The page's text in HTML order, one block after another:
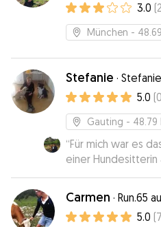
3.0 (2
München -
Stefanie ·
5.0 (0
Gauting - 48.79
“Für mich war es
einer Hundesitterin
es wirklich ganz
viel Erfahrung mit
und sogar ein
sehen, dass es
Carmen · Run.65
5.0 (7